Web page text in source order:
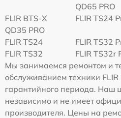
QD65 PRO
FLIR BTS-X
QD35 PRO
FLIR TS24
FLIR TS24
FLIR TS32
FLIR TS32
FLIR TS32r
Мы занимаемся ремонтом и
обслуживанием техники FLIR
гарантийного периода. Наш
независимо и не имеет
производителя. Цены на